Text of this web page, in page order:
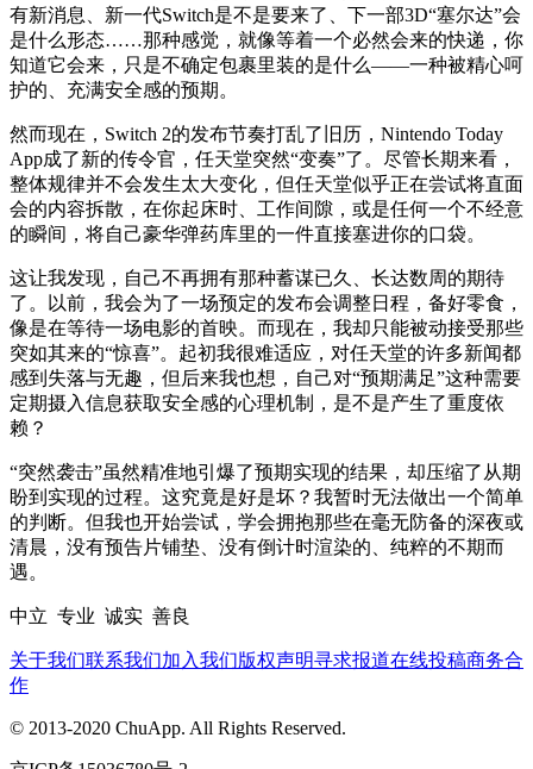
有新消息、新一代Switch是不是要来了、下一部3D“塞尔达”会
是什么形态……那种感觉，就像等着一个必然会来的快递，你
知道它会来，只是不确定包裹里装的是什么——一种被精心呵
护的、充满安全感的预期。
然而现在，Switch 2的发布节奏打乱了旧历，Nintendo Today
App成了新的传令官，任天堂突然“变奏”了。尽管长期来看，
整体规律并不会发生太大变化，但任天堂似乎正在尝试将直面
会的内容拆散，在你起床时、工作间隙，或是任何一个不经意
的瞬间，将自己豪华弹药库里的一件直接塞进你的口袋。
这让我发现，自己不再拥有那种蓄谋已久、长达数周的期待
了。以前，我会为了一场预定的发布会调整日程，备好零食，
像是在等待一场电影的首映。而现在，我却只能被动接受那些
突如其来的“惊喜”。起初我很难适应，对任天堂的许多新闻都
感到失落与无趣，但后来我也想，自己对“预期满足”这种需要
定期摄入信息获取安全感的心理机制，是不是产生了重度依
赖？
“突然袭击”虽然精准地引爆了预期实现的结果，却压缩了从期
盼到实现的过程。这究竟是好是坏？我暂时无法做出一个简单
的判断。但我也开始尝试，学会拥抱那些在毫无防备的深夜或
清晨，没有预告片铺垫、没有倒计时渲染的、纯粹的不期而
遇。
中立 专业 诚实 善良
关于我们联系我们加入我们版权声明寻求报道在线投稿商务合
作
© 2013-2020 ChuApp. All Rights Reserved.